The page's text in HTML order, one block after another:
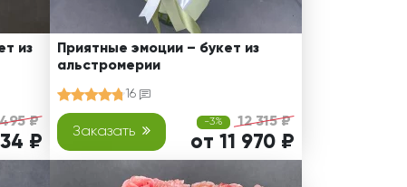
из
₽
₽
Приятные эмоции – букет из
альстромерии
16
Заказать
-3% 12 315 ₽
от 11 970 ₽